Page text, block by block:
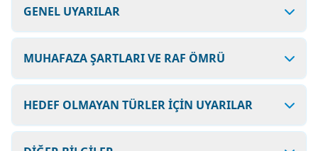
GENEL UYARILAR
MUHAFAZA ŞARTLARI VE RAF ÖMRÜ
HEDEF OLMAYAN TÜRLER İÇİN UYARILAR